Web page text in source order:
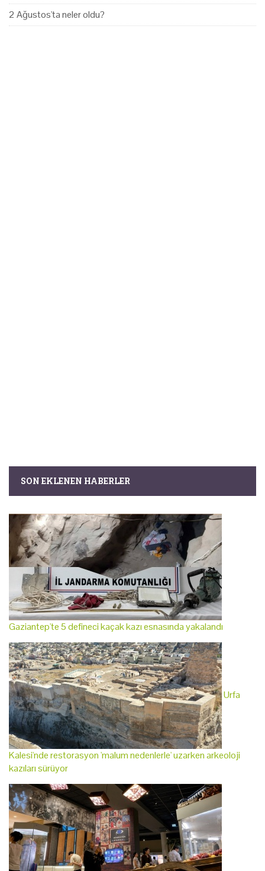
2 Ağustos'ta neler oldu?
SON EKLENEN HABERLER
Gaziantep'te 5 defineci kaçak kazı esnasında yakalandı
Urfa
Kalesi'nde restorasyon 'malum nedenlerle' uzarken arkeoloji
kazıları sürüyor